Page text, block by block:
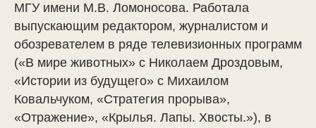
МГУ имени М.В. Ломоносова. Работала
выпускающим редактором, журналистом и
обозревателем в ряде телевизионных программ
(«В мире животных» с Николаем Дроздовым,
«Истории из будущего» с Михаилом
Ковальчуком, «Стратегия прорыва»,
«Отражение», «Крылья. Лапы. Хвосты.»), в